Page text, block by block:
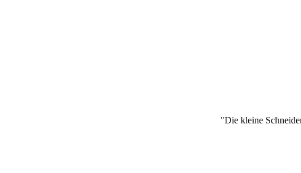
"Die kleine